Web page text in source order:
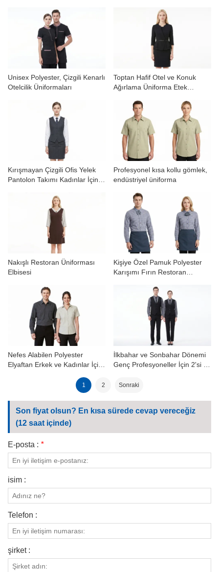
Unisex Polyester, Çizgili Kenarlı
Otelcilik Üniformaları
Toptan Hafif Otel ve Konuk
Ağırlama Üniforma Etek
Kırışmayan Çizgili Ofis Yelek
Pantolon Takımı Kadınlar İçin
Profesyonel kısa kollu gömlek,
endüstriyel üniforma
Nakışlı Restoran Üniforması
Elbisesi
Kişiye Özel Pamuk Polyester
Karışımı Fırın Restoran
Nefes Alabilen Polyester
Elyaftan Erkek ve Kadınlar İçin
İlkbahar ve Sonbahar Dönemi
Genç Profesyoneller İçin 2'si 1
Kombinasyonu
1 2 Sonraki
Son fiyat olsun? En kısa sürede cevap vereceğiz
(12 saat içinde)
E-posta : *
isim :
Telefon :
şirket :